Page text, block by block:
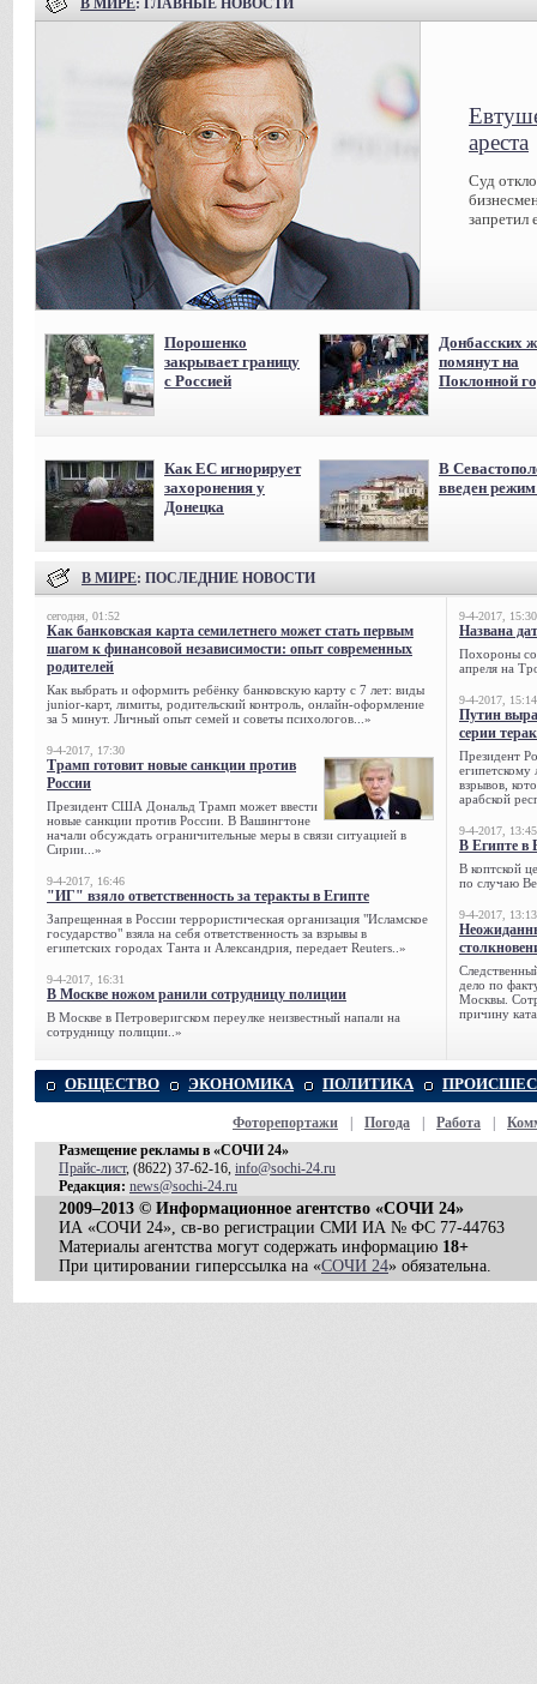
ареста
Суд
запретил
Порошенко
закрывает границу
с Россией
Донбасских
помянут на
Поклонной
Как ЕС игнорирует
захоронения у
Донецка
В
введен
В МИРЕ: ПОСЛЕДНИЕ НОВОСТИ
сегодня, 01:52
Как банковская карта семилетнего может стать первым
шагом к финансовой независимости: опыт современных
родителей
Как выбрать и оформить ребёнку банковскую карту с 7 лет: виды
junior-карт, лимиты, родительский контроль, онлайн-оформление
за 5 минут. Личный опыт семей и советы психологов...»
9-4-2017, 17:30
Трамп готовит новые санкции против
России
Президент США Дональд Трамп может ввести
новые санкции против России. В Вашингтоне
начали обсуждать ограничительные меры в связи ситуацией в
Сирии...»
9-4-2017, 16:46
"ИГ" взяло ответственность за теракты в Египте
Запрещенная в России террористическая организация "Исламское
государство" взяла на себя ответственность за взрывы в
египетских городах Танта и Александрия, передает Reuters..»
9-4-2017, 16:31
В Москве ножом ранили сотрудницу полиции
В Москве в Петроверигском переулке неизвестный напали на
сотрудницу полиции..»
9-4-2017, 15:30
Названа
Похороны
апреля на
9-4-2017, 15:14
Путин
серии
Президент
египетскому
взрывов,
арабской
9-4-2017, 13:45
В Египте в
В коптской
по случаю
9-4-2017, 13:13
дело по
Москвы.
причину
ОБЩЕСТВО ЭКОНОМИКА ПОЛИТИКА
Фоторепортажи Погода Работа
Размещение рекламы в «СОЧИ 24»
Прайс-лист, (8622) 37-62-16, info@sochi-24.ru
Редакция: news@sochi-24.ru
2009–2013 © Информационное агентство «СОЧИ 24»
ИА «СОЧИ 24», св-во регистрации СМИ ИА № ФС 77-44763
Материалы агентства могут содержать информацию 18+
При цитировании гиперссылка на «СОЧИ 24» обязательна.